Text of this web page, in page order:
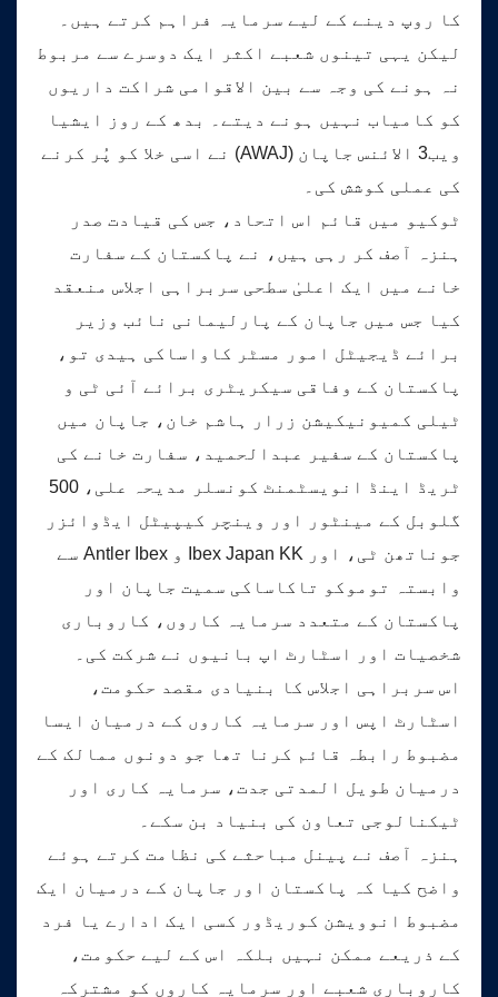
کا روپ دینے کے لیے سرمایہ فراہم کرتے ہیں۔
لیکن یہی تینوں شعبے اکثر ایک دوسرے سے مربوط
نہ ہونے کی وجہ سے بین الاقوامی شراکت داریوں
کو کامیاب نہیں ہونے دیتے۔ بدھ کے روز ایشیا
ویب3 الائنس جاپان (AWAJ) نے اسی خلا کو پُر کرنے
کی عملی کوشش کی۔
ٹوکیو میں قائم اس اتحاد، جس کی قیادت صدر
ہنزہ آصف کر رہی ہیں، نے پاکستان کے سفارت
خانے میں ایک اعلیٰ سطحی سربراہی اجلاس منعقد
کیا جس میں جاپان کے پارلیمانی نائب وزیر
برائے ڈیجیٹل امور مسٹر کاواساکی ہیدی تو،
پاکستان کے وفاقی سیکریٹری برائے آئی ٹی و
ٹیلی کمیونیکیشن زرار ہاشم خان، جاپان میں
پاکستان کے سفیر عبدالحمید، سفارت خانے کی
ٹریڈ اینڈ انویسٹمنٹ کونسلر مدیحہ علی، 500
گلوبل کے مینٹور اور وینچر کیپیٹل ایڈوائزر
جوناتھن ٹی، اور Ibex Japan KK و Antler Ibex سے
وابستہ توموکو تاکاساکی سمیت جاپان اور
پاکستان کے متعدد سرمایہ کاروں، کاروباری
شخصیات اور اسٹارٹ اپ بانیوں نے شرکت کی۔
اس سربراہی اجلاس کا بنیادی مقصد حکومت،
اسٹارٹ اپس اور سرمایہ کاروں کے درمیان ایسا
مضبوط رابطہ قائم کرنا تھا جو دونوں ممالک کے
درمیان طویل المدتی جدت، سرمایہ کاری اور
ٹیکنالوجی تعاون کی بنیاد بن سکے۔
ہنزہ آصف نے پینل مباحثے کی نظامت کرتے ہوئے
واضح کیا کہ پاکستان اور جاپان کے درمیان ایک
مضبوط انوویشن کوریڈور کسی ایک ادارے یا فرد
کے ذریعے ممکن نہیں بلکہ اس کے لیے حکومت،
کاروباری شعبے اور سرمایہ کاروں کو مشترکہ